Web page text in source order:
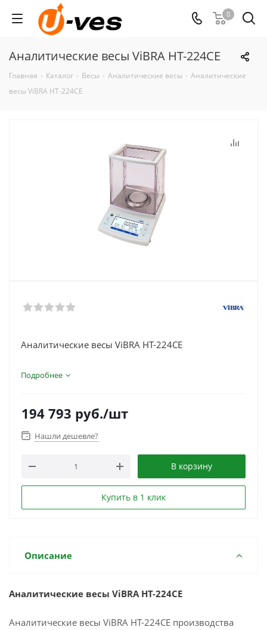
0
Аналитические весы ViBRA HT-224CE
Главная - Каталог - Весы - Аналитические весы - Аналитические
весы ViBRA HT-224CE
Аналитические весы ViBRA HT-224CE
Подробнее
194 793 руб./шт
Нашли дешевле?
В корзину
Купить в 1 клик
Описание
Аналитические весы ViBRA HT-224CE
Аналитические весы ViBRA HT-224CE производства